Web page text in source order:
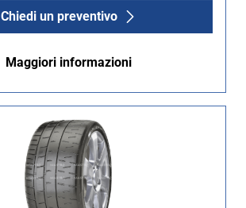
Chiedi un preventivo
Maggiori informazioni